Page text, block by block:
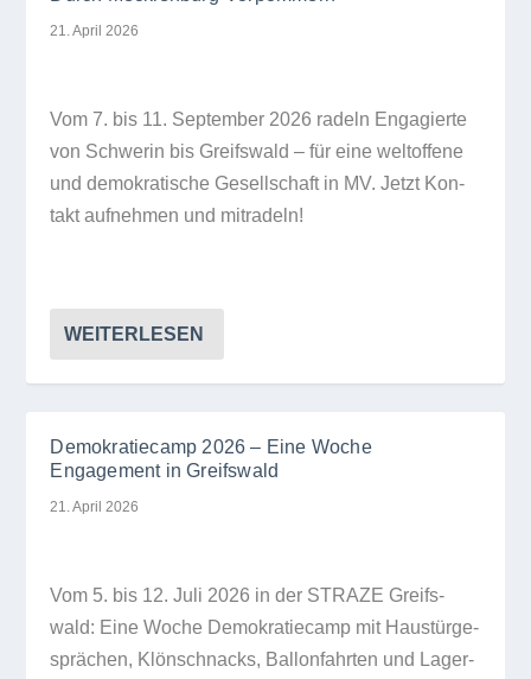
21. April 2026
Vom 7. bis 11. Sep­tem­ber 2026 radeln Enga­gierte
von Schwe­rin bis Greifs­wald – für eine welt­of­fene
und demo­kra­ti­sche Gesell­schaft in MV. Jetzt Kon­
takt auf­neh­men und mitradeln!
WEITERLESEN
Demokratiecamp 2026 – Eine Woche
Engagement in Greifswald
21. April 2026
Vom 5. bis 12. Juli 2026 in der STRAZE Greifs­
wald: Eine Woche Demo­kra­tie­camp mit Haus­tür­ge­
sprä­chen, Klön­schnacks, Bal­lon­fahr­ten und Lager­